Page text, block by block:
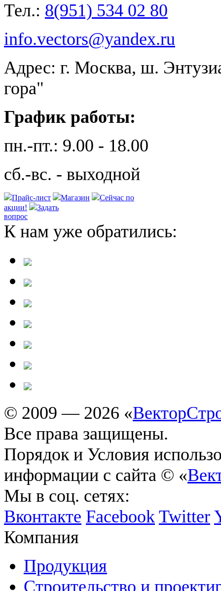
Тел.: 8(951) 534 02 80
info.vectors@yandex.ru
Адрес: г. Москва, ш.
гора"
График работы:
пн.-пт.: 9.00 - 18.00
сб.-вс. - выходной
Прайс-лист Магазин
Сейчас по
акции!
Задать
вопрос
К нам уже обратились:
© 2009 — 2026 «
Все права защищены.
Порядок и Условия
информации с сайта © «
Мы в соц. сетях:
Вконтакте Facebook Twitter
Компания
Продукция
Строительство и